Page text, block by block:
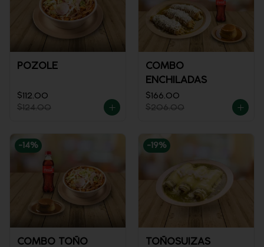
POZOLE
$112.00
$124.00
COMBO
ENCHILADAS
$166.00
$206.00
-14%
COMBO TOÑO
-19%
TOÑOSUIZAS